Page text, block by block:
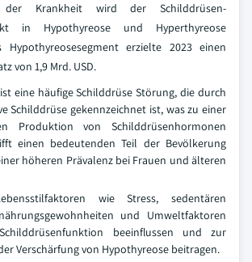
der Krankheit wird der Schilddrüsen-
in Hypothyreose und Hyperthyreose
Hypothyreosesegment erzielte 2023 einen
von 1,9 Mrd. USD.
eine häufige Schilddrüse Störung, die durch
Schilddrüse gekennzeichnet ist, was zu einer
Produktion von Schilddrüsenhormonen
einen bedeutenden Teil der Bevölkerung
höheren Prävalenz bei Frauen und älteren
wie Stress, sedentären
und Umweltfaktoren
beeinflussen und zur
Verschärfung von Hypothyreose beitragen.